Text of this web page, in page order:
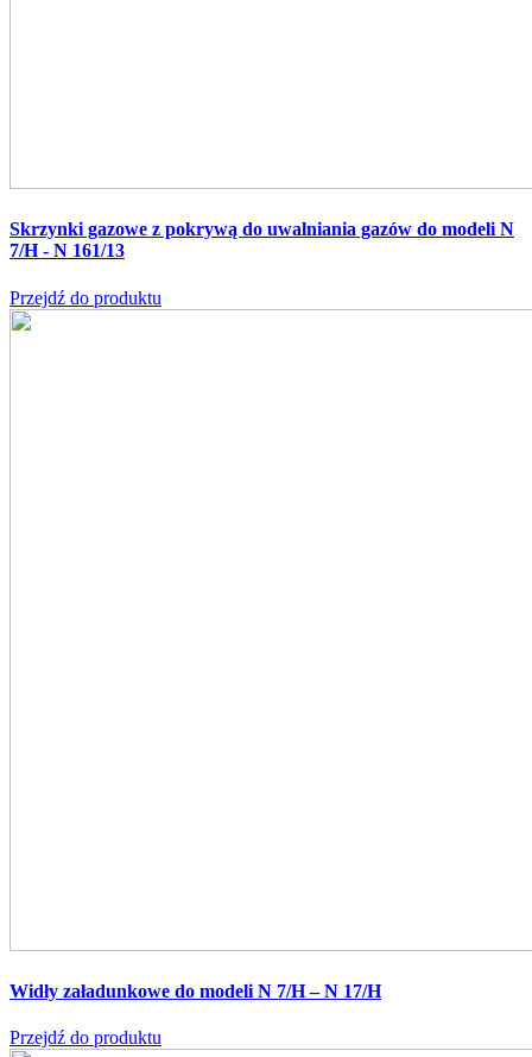
Skrzynki gazowe z pokrywą do uwalniania gazów do modeli N
7/H - N 161/13
Przejdź do produktu
Widły załadunkowe do modeli N 7/H – N 17/H
Przejdź do produktu